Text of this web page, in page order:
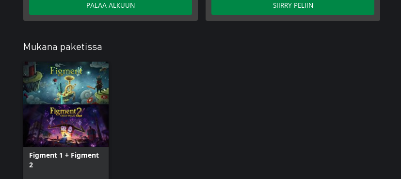
PALAA ALKUUN SIIRRY PELIIN
Mukana paketissa
Figment 1 + Figment
2